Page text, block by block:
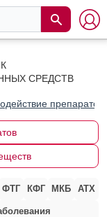
СРЕДСТВ
препаратов
ФТГ КФГ МКБ АТХ